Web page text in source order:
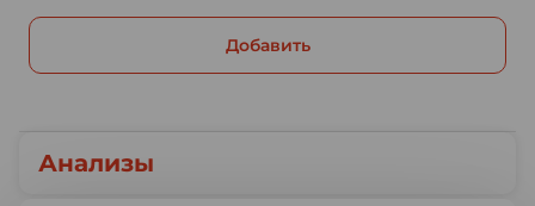
Анализы
Добавить